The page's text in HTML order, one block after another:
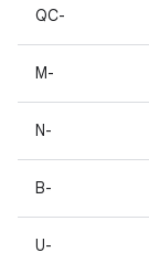
QC-
M-
N-
B-
U-